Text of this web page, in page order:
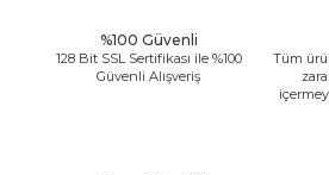
%100 Güvenli
128 Bit SSL Sertifikası ile %100
Güvenli Alışveriş
Tüm